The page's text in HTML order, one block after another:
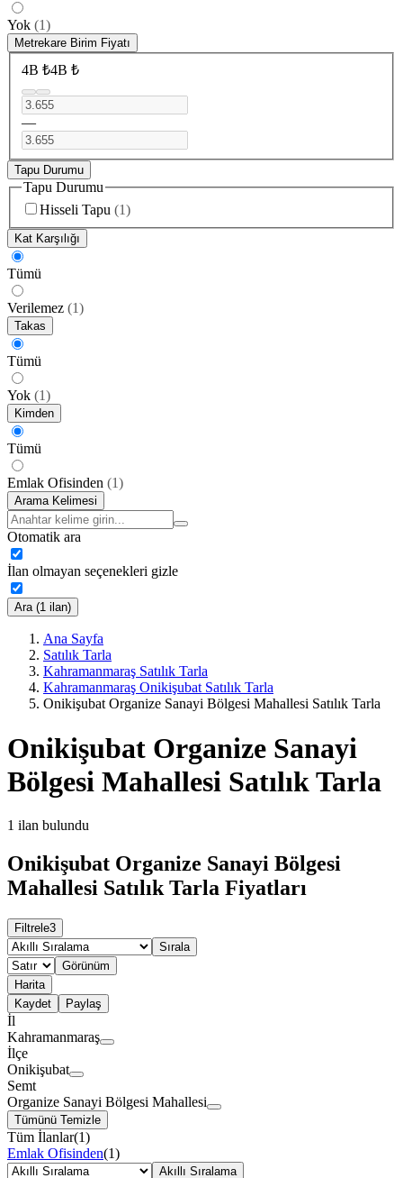
Yok (1)
Metrekare Birim Fiyatı
4B ₺4B ₺
—
Tapu Durumu
Tapu Durumu
Hisseli Tapu (1)
Kat Karşılığı
Tümü
Verilemez (1)
Takas
Tümü
Yok (1)
Kimden
Tümü
Emlak Ofisinden (1)
Arama Kelimesi
Otomatik ara
İlan olmayan seçenekleri gizle
Ara (1 ilan)
Ana Sayfa
Satılık Tarla
Kahramanmaraş Satılık Tarla
Kahramanmaraş Onikişubat Satılık Tarla
Onikişubat Organize Sanayi Bölgesi Mahallesi Satılık Tarla
Onikişubat Organize Sanayi
Bölgesi Mahallesi Satılık Tarla
1 ilan bulundu
Onikişubat Organize Sanayi Bölgesi
Mahallesi Satılık Tarla Fiyatları
Filtrele3
Sırala
Görünüm
Harita
Kaydet
Paylaş
İl
Kahramanmaraş
İlçe
Onikişubat
Semt
Organize Sanayi Bölgesi Mahallesi
Tümünü Temizle
Tüm İlanlar(1)
Emlak Ofisinden(1)
Akıllı Sıralama